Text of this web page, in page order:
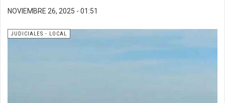
NOVIEMBRE 26, 2025 - 01:51
JUDICIALES - LOCAL